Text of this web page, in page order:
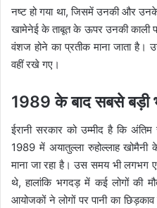
नष्ट हो गया था, जिसमें उनकी और
खामेनेई के ताबूत के ऊपर उनकी काली
वंशज होने का प्रतीक माना जाता है।
वहीं रखे गए।
1989 के बाद सबसे बड़ी
ईरानी सरकार को उम्मीद है कि
1989 में अयातुल्ला रुहोल्लाह
माना जा रहा है। उस समय भी लगभग
थे, हालांकि भगदड़ में कई लोगों की
आयोजकों ने लोगों पर पानी का